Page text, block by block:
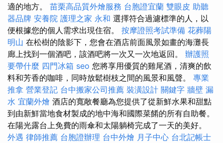
適的地方。 苗栗高品質外燴服務 台胞證宜蘭 雙眼皮 助聽
器品牌 安養院 護理之家 永和 選擇符合過濾標準的人，以
便根據您的個人需求出現住宿。 按摩證照考試準備 花葬陽
明山 在松樹的陰影下，您會在酒店前面風景如畫的海灘長
廊上找到一個酒吧，該酒吧將一次又一次地返回。 辦護照
要帶什麼 四門冰箱 seo 您將享用優質的雞尾酒，清爽的飲
料和芳香的咖啡，同時放鬆樹枝之間的風景和風聲。 專業
推拿 營業登記 台中搬家公司推薦 裝潢設計 關鍵字 牆壁 漏
水 宜蘭外燴 酒店的寬敞餐廳為您提供了從新鮮水果和甜點
到由新鮮當地食材製成的地中海和國際菜餚的所有自助餐。
在陽光露台上免費的雨傘和太陽躺椅完成了一天的美好。
外遇 律師推薦 台胞證辦理 台中外燴 月子中心 台北記帳士